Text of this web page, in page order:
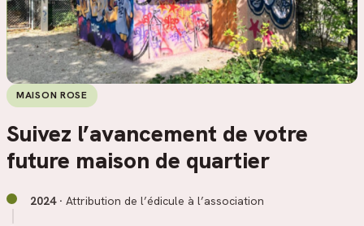
MAISON ROSE
Suivez l’avancement de votre
future maison de quartier
2024 · Attribution de l’édicule à l’association